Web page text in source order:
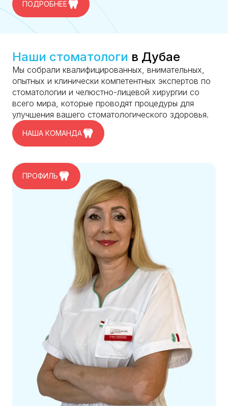
ПОДРОБНЕЕ
Наши стоматологи в Дубае
Мы собрали квалифицированных, внимательных,
опытных и клинически компетентных экспертов по
стоматологии и челюстно-лицевой хирургии со
всего мира, которые проводят процедуры для
улучшения вашего стоматологического здоровья.
НАША КОМАНДА
ПРОФИЛЬ